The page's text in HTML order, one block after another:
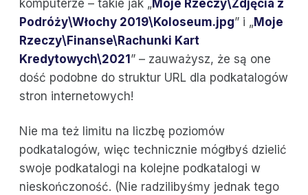
komputerze – takie jak „Moje Rzeczy\Zdjęcia z
Podróży\Włochy 2019\Koloseum.jpg” i „Moje
Rzeczy\Finanse\Rachunki Kart
Kredytowych\2021 ” – zauważysz, że są one
dość podobne do struktur URL dla podkatalogów
stron internetowych!
Nie ma też limitu na liczbę poziomów
podkatalogów, więc technicznie mógłbyś dzielić
swoje podkatalogi na kolejne podkatalogi w
nieskończoność. (Nie radzilibyśmy jednak tego